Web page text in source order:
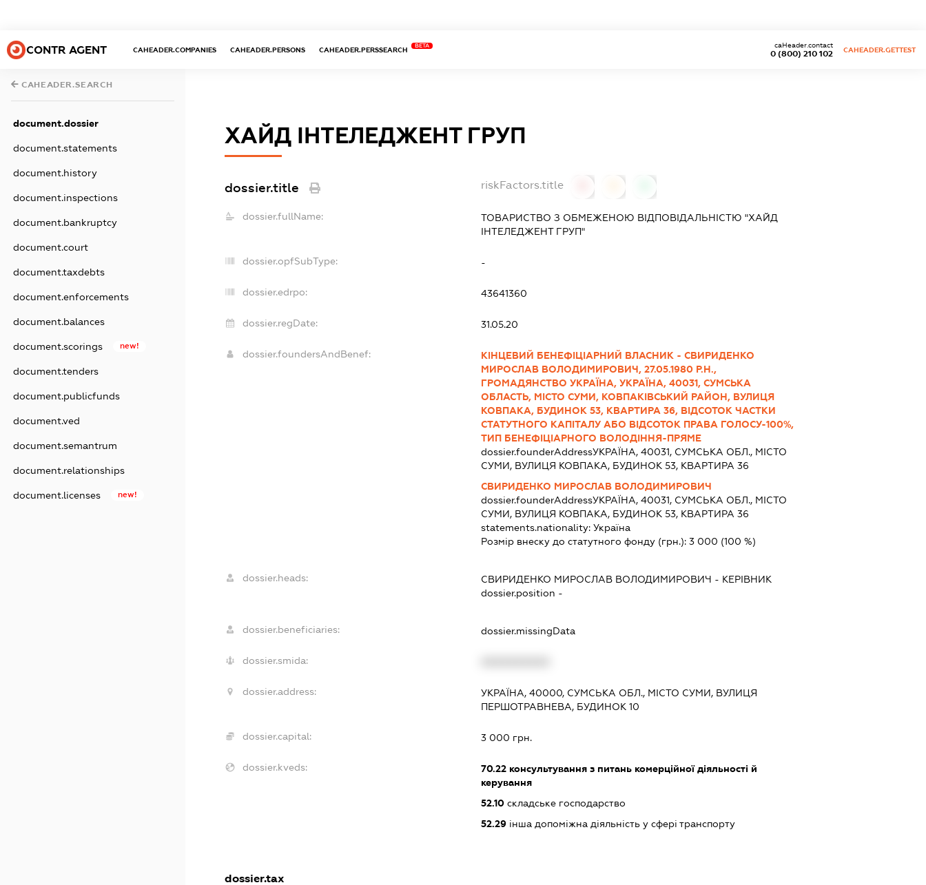
CONTR AGENT CAHEADER.COMPANIES CAHEADER.PERSONS CAHEADER.PERSSEARCH
BETA
0 (800) 210 102
caHeader.contact
CAHEADER.GETTEST
CAHEADER.SEARCH
document.dossier
document.statements
document.history
document.inspections
document.bankruptcy
document.court
document.taxdebts
document.enforcements
document.balances
document.scorings new!
document.tenders
document.publicfunds
document.ved
document.semantrum
document.relationships
document.licenses new!
ХАЙД ІНТЕЛЕДЖЕНТ ГРУП
dossier.title riskFactors.title
dossier.fullName:
ТОВАРИСТВО З ОБМЕЖЕНОЮ ВІДПОВІДАЛЬНІСТЮ "ХАЙД
ІНТЕЛЕДЖЕНТ ГРУП"
dossier.opfSubType: -
dossier.edrpo: 43641360
dossier.regDate: 31.05.20
dossier.foundersAndBenef:
КІНЦЕВИЙ БЕНЕФІЦІАРНИЙ ВЛАСНИК - СВИРИДЕНКО
МИРОСЛАВ ВОЛОДИМИРОВИЧ, 27.05.1980 Р.Н.,
ГРОМАДЯНСТВО УКРАЇНА, УКРАЇНА, 40031, СУМСЬКА
ОБЛАСТЬ, МІСТО СУМИ, КОВПАКІВСЬКИЙ РАЙОН, ВУЛИЦЯ
КОВПАКА, БУДИНОК 53, КВАРТИРА 36, ВІДСОТОК ЧАСТКИ
СТАТУТНОГО КАПІТАЛУ АБО ВІДСОТОК ПРАВА ГОЛОСУ-100%,
ТИП БЕНЕФІЦІАРНОГО ВОЛОДІННЯ-ПРЯМЕ
dossier.founderAddressУКРАЇНА, 40031, СУМСЬКА ОБЛ., МІСТО
СУМИ, ВУЛИЦЯ КОВПАКА, БУДИНОК 53, КВАРТИРА 36
СВИРИДЕНКО МИРОСЛАВ ВОЛОДИМИРОВИЧ
dossier.founderAddressУКРАЇНА, 40031, СУМСЬКА ОБЛ., МІСТО
СУМИ, ВУЛИЦЯ КОВПАКА, БУДИНОК 53, КВАРТИРА 36
statements.nationality: Україна
Розмір внеску до статутного фонду (грн.): 3 000 (100 %)
dossier.heads: СВИРИДЕНКО МИРОСЛАВ ВОЛОДИМИРОВИЧ - КЕРІВНИК
dossier.position -
dossier.beneficiaries: dossier.missingData
dossier.smida:
dossier.address:
УКРАЇНА, 40000, СУМСЬКА ОБЛ., МІСТО СУМИ, ВУЛИЦЯ
ПЕРШОТРАВНЕВА, БУДИНОК 10
dossier.capital: 3 000 грн.
dossier.kveds: 70.22консультування з питань комерційної діяльності й
керування
52.10складське господарство
52.29інша допоміжна діяльність у сфері транспорту
dossier.tax